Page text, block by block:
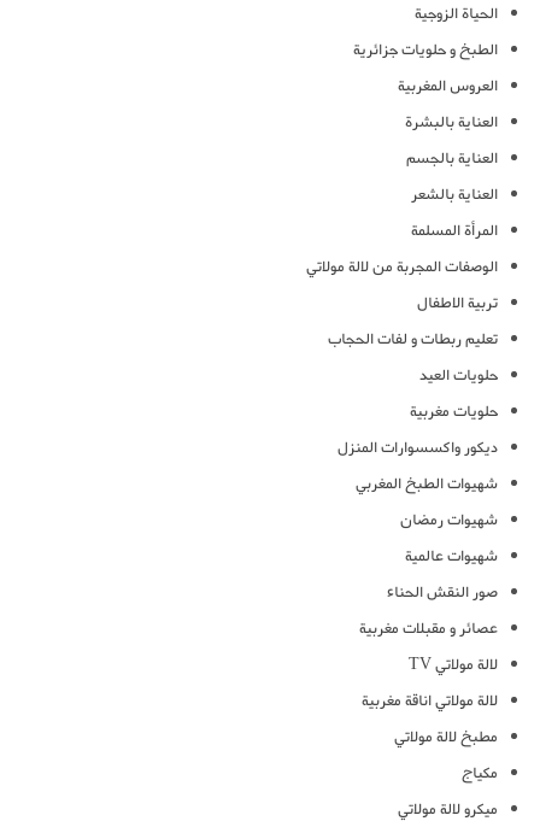
الحياة الزوجية
الطبخ و حلويات جزائرية
العروس المغربية
العناية بالبشرة
العناية بالجسم
العناية بالشعر
المرأة المسلمة
الوصفات المجربة من لالة مولاتي
تربية الاطفال
تعليم ربطات و لفات الحجاب
حلويات العيد
حلويات مغربية
ديكور واكسسوارات المنزل
شهيوات الطبخ المغربي
شهيوات رمضان
شهيوات عالمية
صور النقش الحناء
عصائر و مقبلات مغربية
لالة مولاتي TV
لالة مولاتي اناقة مغربية
مطبخ لالة مولاتي
مكياج
ميكرو لالة مولاتي